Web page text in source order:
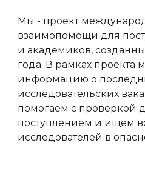
Мы - проект
взаимопомощи для
и академиков,
года. В рамках проекта
информацию о
исследовательских
помогаем с проверкой
поступлением и ищем
исследователей в